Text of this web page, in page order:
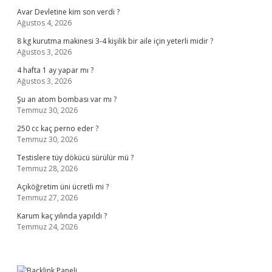
Avar Devletine kim son verdi ?
Ağustos 4, 2026
8 kg kurutma makinesi 3-4 kişilik bir aile için yeterli midir ?
Ağustos 3, 2026
4 hafta 1 ay yapar mı ?
Ağustos 3, 2026
Şu an atom bombası var mı ?
Temmuz 30, 2026
250 cc kaç perno eder ?
Temmuz 30, 2026
Testislere tüy dökücü sürülür mü ?
Temmuz 28, 2026
Açıköğretim üni ücretli mi ?
Temmuz 27, 2026
Karum kaç yılında yapıldı ?
Temmuz 24, 2026